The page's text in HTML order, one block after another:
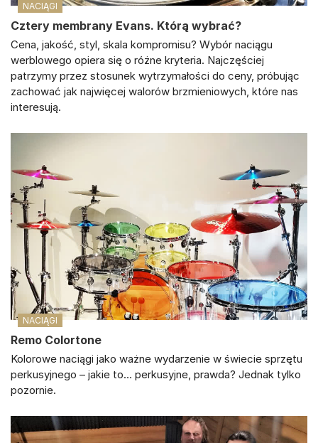
NACIĄGI
Cztery membrany Evans. Którą wybrać?
Cena, jakość, styl, skala kompromisu? Wybór naciągu
werblowego opiera się o różne kryteria. Najczęściej
patrzymy przez stosunek wytrzymałości do ceny, próbując
zachować jak najwięcej walorów brzmieniowych, które nas
interesują.
NACIĄGI
Remo Colortone
Kolorowe naciągi jako ważne wydarzenie w świecie sprzętu
perkusyjnego – jakie to… perkusyjne, prawda? Jednak tylko
pozornie.